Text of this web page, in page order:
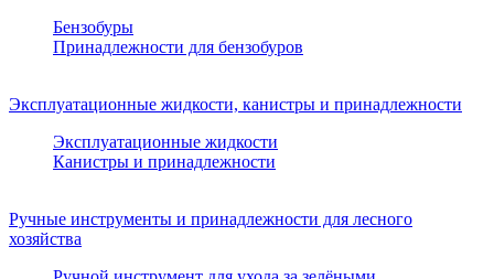
Бензобуры
Принадлежности для бензобуров
Эксплуатационные жидкости, канистры и принадлежности
Эксплуатационные жидкости
Канистры и принадлежности
Ручные инструменты и принадлежности для лесного
хозяйства